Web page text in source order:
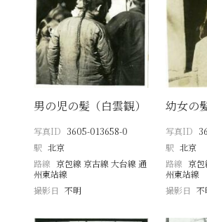
男の児の髪（白雲観）
写真ID 3605-013658-0
駅 北京
路線 京包線 京古線 大台線 通
州東站線
撮影日
不明
幼女の
写真ID
駅 北京
路線 京包
州東站線
撮影日 不